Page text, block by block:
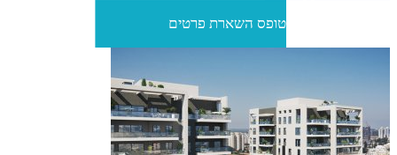
טופס השארת פרטים